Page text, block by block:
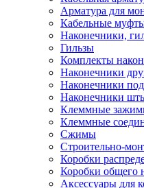
Арматура для
Кабельные
Наконечники,
Гильзы
Комплекты
Наконечники
Наконечники
Наконечники
Клеммные
Клеммные
Сжимы
Строительно-
Коробки
Коробки общего
Аксессуары для